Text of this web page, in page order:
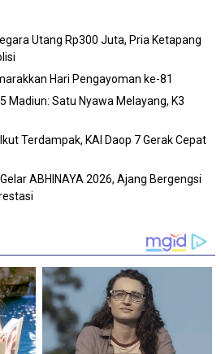
Utang Rp300 Juta, Pria Ketapang
Hari Pengayoman ke-81
Madiun: Satu Nyawa Melayang, K3
Terdampak, KAI Daop 7 Gerak Cepat
ABHINAYA 2026, Ajang Bergengsi